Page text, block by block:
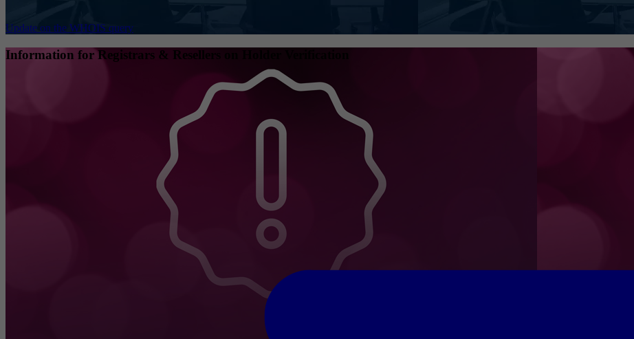
Update on the WHOIS query
Information for Registrars & Resellers on Holder Verification